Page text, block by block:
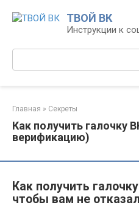
ТВОЙ ВК
Инструкции к
Главная » Секреты
Как получить галочку
верификацию)
Как получить
чтобы вам не